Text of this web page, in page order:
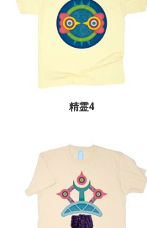
精霊4